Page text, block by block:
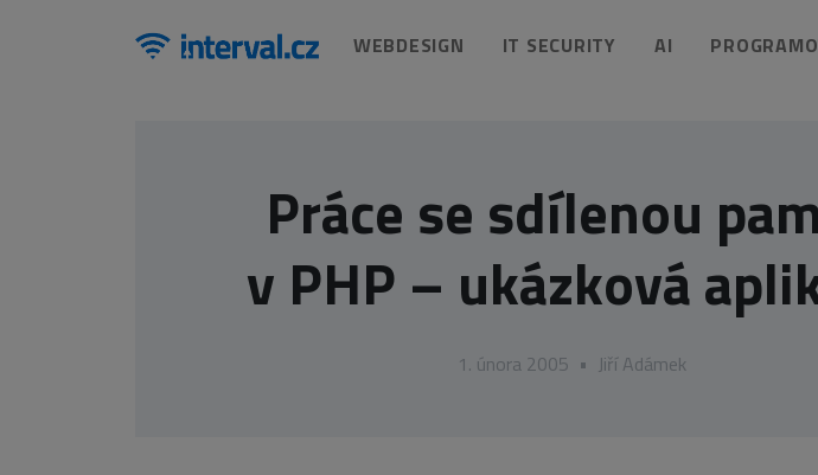
WEBDESIGN IT SECURITY AI
Práce se sdílenou
v PHP – ukázková
1. února 2005 • Jiří Adámek